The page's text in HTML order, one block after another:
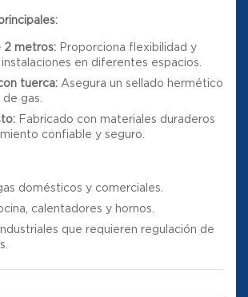
2 metros: Proporciona flexibilidad y
en diferentes espacios.
tuerca: Asegura un sellado hermético
gas.
Fabricado con materiales duraderos
confiable y seguro.
domésticos y comerciales.
calentadores y hornos.
que requieren regulación de